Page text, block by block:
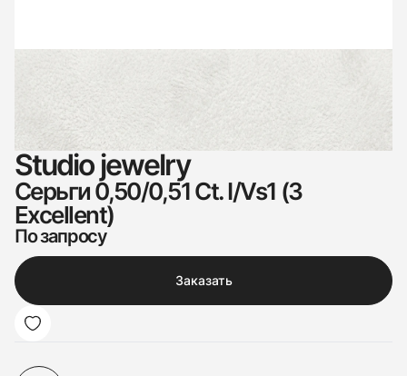
Studio jewelry
Серьги 0,50/0,51 Ct. I/Vs1 (3
Excellent)
По запросу
Заказать